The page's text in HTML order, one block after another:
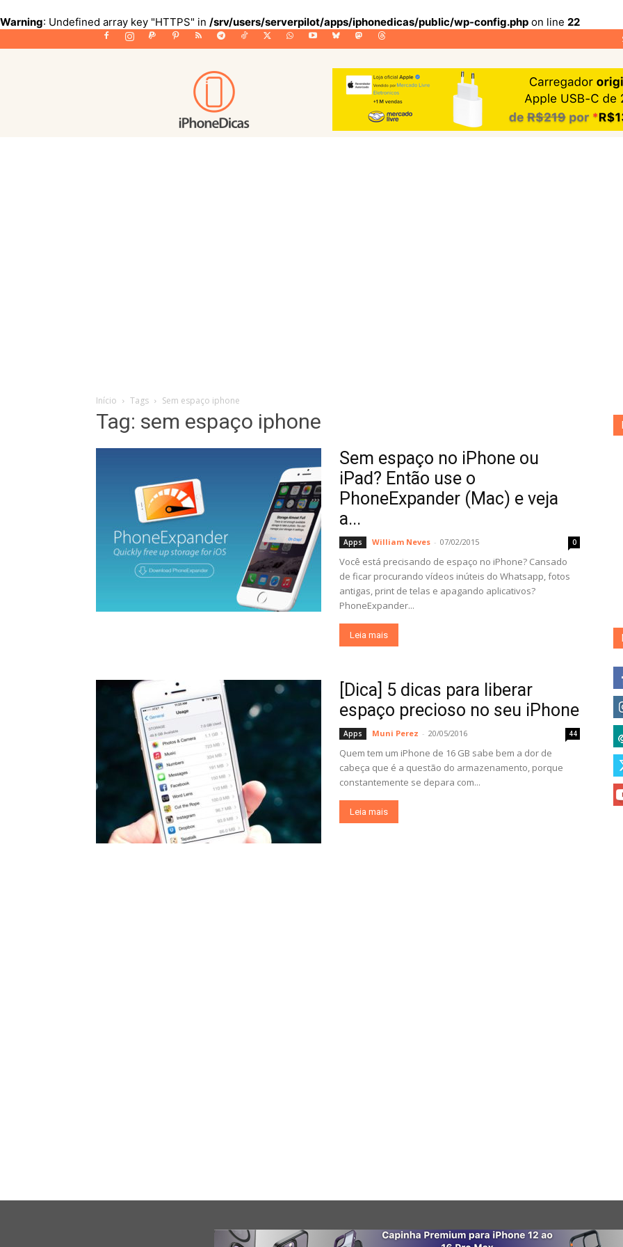
Warning: Undefined array key "HTTPS" in /srv/users/serverpilot/apps/iphonedicas/public/wp-config.php on line 22
iPhoneDicas
Início Tags Sem espaço iphone
Tag: sem espaço iphone
Sem espaço no iPhone ou
iPad? Então use o
PhoneExpander (Mac) e veja
a...
Apps William Neves - 07/02/2015 0
Você está precisando de espaço no iPhone? Cansado
de ficar procurando vídeos inúteis do Whatsapp, fotos
antigas, print de telas e apagando aplicativos?
PhoneExpander...
Leia mais
[Dica] 5 dicas para liberar
espaço precioso no seu iPhone
Apps Muni Perez - 20/05/2016 44
Quem tem um iPhone de 16 GB sabe bem a dor de
cabeça que é a questão do armazenamento, porque
constantemente se depara com...
Leia mais